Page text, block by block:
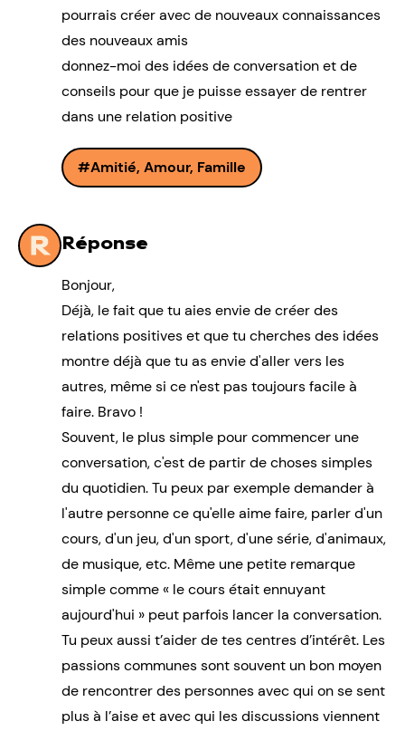
pourrais créer avec de nouveaux connaissances
des nouveaux amis
donnez-moi des idées de conversation et de
conseils pour que je puisse essayer de rentrer
dans une relation positive
Amitié, Amour, Famille
Réponse
Bonjour,
Déjà, le fait que tu aies envie de créer des
relations positives et que tu cherches des idées
montre déjà que tu as envie d'aller vers les
autres, même si ce n'est pas toujours facile à
faire. Bravo !
Souvent, le plus simple pour commencer une
conversation, c'est de partir de choses simples
du quotidien. Tu peux par exemple demander à
l'autre personne ce qu'elle aime faire, parler d'un
cours, d'un jeu, d'un sport, d'une série, d'animaux,
de musique, etc. Même une petite remarque
simple comme « le cours était ennuyant
aujourd'hui » peut parfois lancer la conversation.
Tu peux aussi t’aider de tes centres d’intérêt. Les
passions communes sont souvent un bon moyen
de rencontrer des personnes avec qui on se sent
plus à l’aise et avec qui les discussions viennent